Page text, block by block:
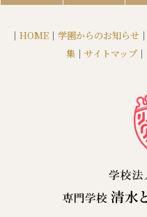
｜ HOME ｜ 学園からのお知らせ ｜
集 ｜ サイトマップ ｜